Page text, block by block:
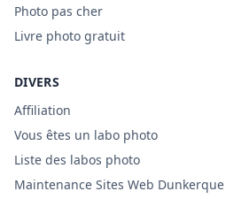
Photo pas cher
Livre photo gratuit
DIVERS
Affiliation
Vous êtes un labo photo
Liste des labos photo
Maintenance Sites Web Dunkerque